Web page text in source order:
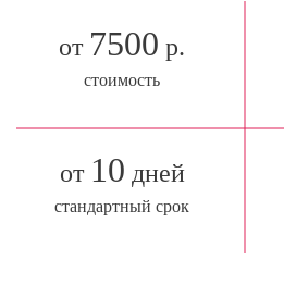
от 7500 р.
стоимость
от 10 дней
стандартный срок